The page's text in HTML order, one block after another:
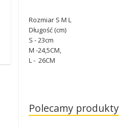
Rozmiar S M L
Długość (cm)
S - 23cm
M -24,5CM,
L - 26CM
Polecamy produkty